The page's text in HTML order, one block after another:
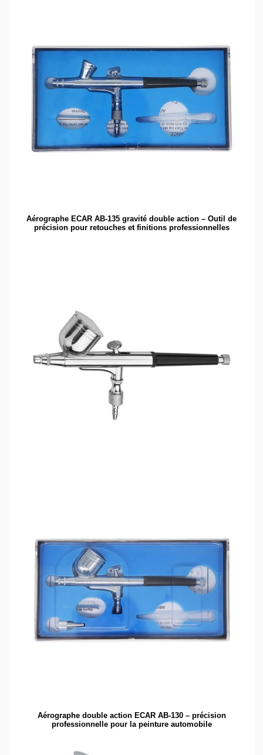
Aérographe ECAR AB-135 gravité double action – Outil de
précision pour retouches et finitions professionnelles
Aérographe double action ECAR AB-130 – précision
professionnelle pour la peinture automobile